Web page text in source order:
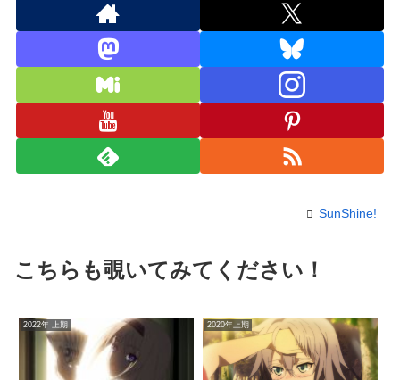
SunShine!
こちらも覗いてみてください！
2022年 上期 2020年上期